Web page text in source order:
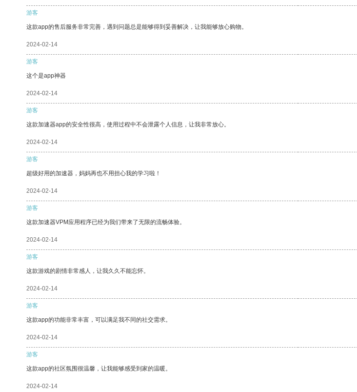
游客
这款app的售后服务非常完善，遇到问题总是能够得到妥善解决，让我能够放心购物。
2024-02-14
游客
这个是app神器
2024-02-14
游客
这款加速器app的安全性很高，使用过程中不会泄露个人信息，让我非常放心。
2024-02-14
游客
超级好用的加速器，妈妈再也不用担心我的学习啦！
2024-02-14
游客
这款加速器VPM应用程序已经为我们带来了无限的流畅体验。
2024-02-14
游客
这款游戏的剧情非常感人，让我久久不能忘怀。
2024-02-14
游客
这款app的功能非常丰富，可以满足我不同的社交需求。
2024-02-14
游客
这款app的社区氛围很温馨，让我能够感受到家的温暖。
2024-02-14